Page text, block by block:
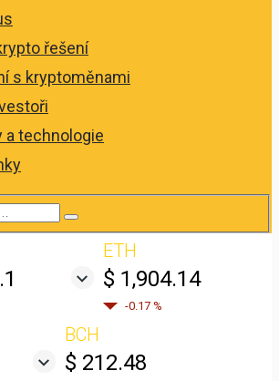
řešení
s kryptoměnami
a technologie
ETH
$ 1,904.14
-0.17 %
BCH
$ 212.48